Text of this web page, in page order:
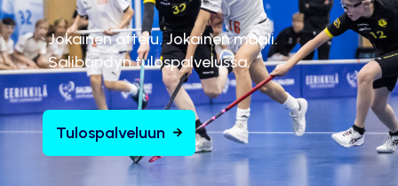
Jokainen ottelu. Jokainen maali.
Salibandyn tulospalvelussa.
Tulospalveluun